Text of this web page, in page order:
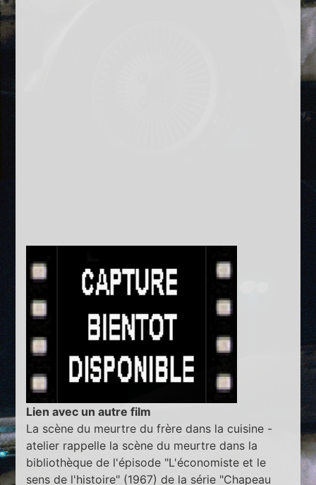
Lien avec un autre film
La scène du meurtre du frère dans la cuisine -
atelier rappelle la scène du meurtre dans la
bibliothèque de l'épisode "L'économiste et le
sens de l'histoire" (1967) de la série "Chapeau